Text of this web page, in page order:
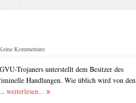
Kommentare
Trojaners unterstellt dem Besitzer des
Handlungen. Wie üblich wird von den
weiterlesen...